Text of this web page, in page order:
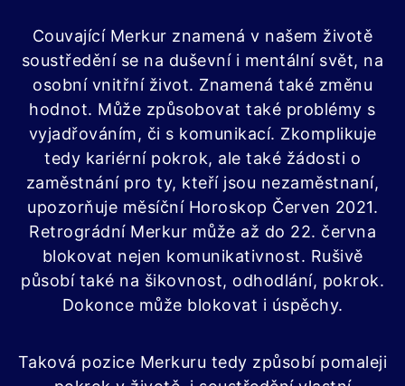
Couvající Merkur znamená v našem životě
soustředění se na duševní i mentální svět, na
osobní vnitřní život. Znamená také změnu
hodnot. Může způsobovat také problémy s
vyjadřováním, či s komunikací. Zkomplikuje
tedy kariérní pokrok, ale také žádosti o
zaměstnání pro ty, kteří jsou nezaměstnaní,
upozorňuje měsíční Horoskop Červen 2021.
Retrográdní Merkur může až do 22. června
blokovat nejen komunikativnost. Rušivě
působí také na šikovnost, odhodlání, pokrok.
Dokonce může blokovat i úspěchy.
Taková pozice Merkuru tedy způsobí pomaleji